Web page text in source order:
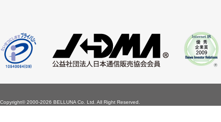
Copyright©2000-2026 BELLUNA Co. Ltd. All Right Reserved.